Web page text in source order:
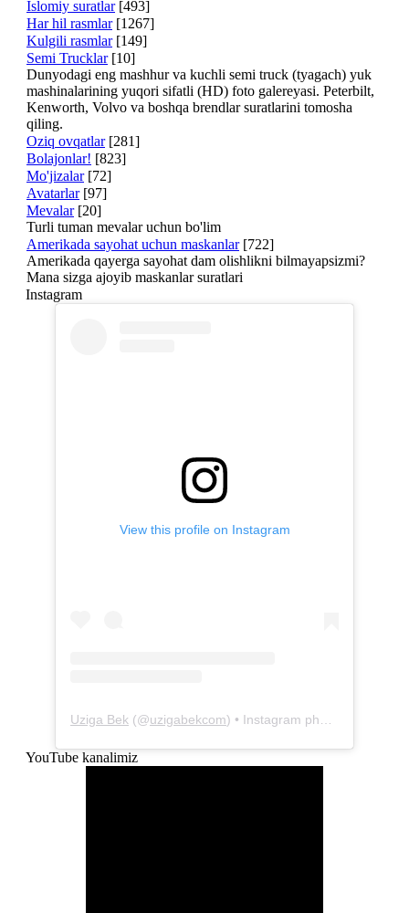
Islomiy suratlar [493]
Har hil rasmlar [1267]
Kulgili rasmlar [149]
Semi Trucklar [10]
Dunyodagi eng mashhur va kuchli semi truck (tyagach) yuk
mashinalarining yuqori sifatli (HD) foto galereyasi. Peterbilt,
Kenworth, Volvo va boshqa brendlar suratlarini tomosha
qiling.
Oziq ovqatlar [281]
Bolajonlar! [823]
Mo'jizalar [72]
Avatarlar [97]
Mevalar [20]
Turli tuman mevalar uchun bo'lim
Amerikada sayohat uchun maskanlar [722]
Amerikada qayerga sayohat dam olishlikni bilmayapsizmi?
Mana sizga ajoyib maskanlar suratlari
Instagram
View this profile on Instagram
Uziga Bek (@uzigabekcom) • Instagram photos and videos
YouTube kanalimiz